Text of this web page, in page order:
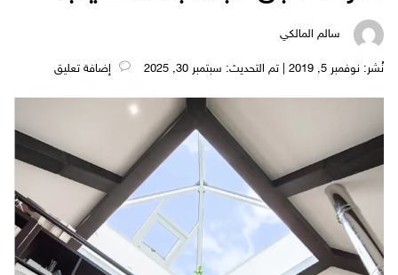
سالم المالكي
نُشر: نوفمبر 5, 2019 | تم التحديث: سبتمبر 30, 2025